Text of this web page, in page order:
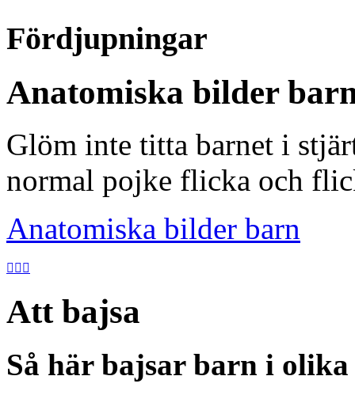
Fördjupningar
Anatomiska bilder
Glöm inte titta barnet i
normal pojke flicka och
Anatomiska bilder barn
  
Att bajsa
Så här bajsar barn i